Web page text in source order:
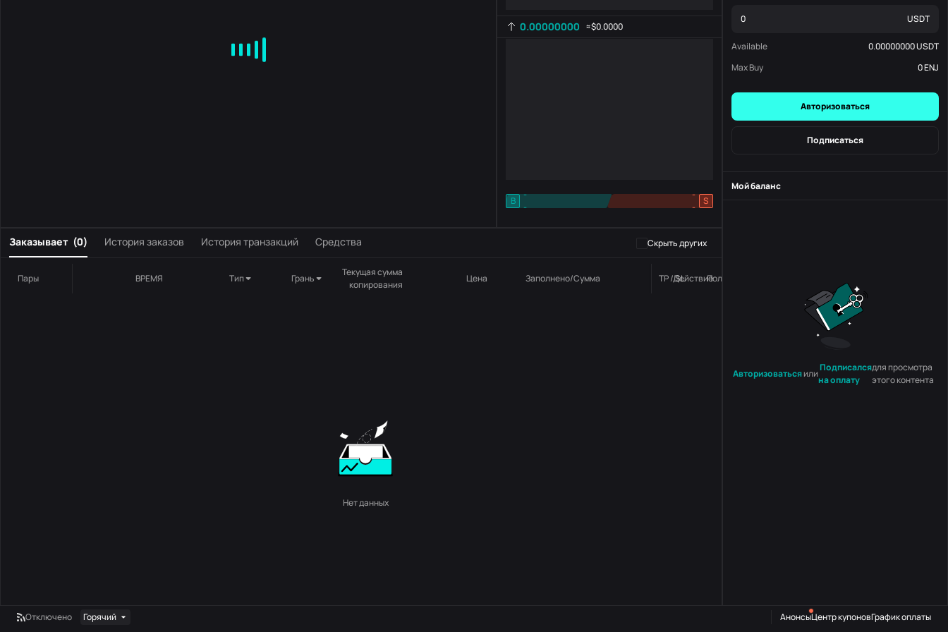
0.00000000 ≈$0.0000
B
-
-
S
-
-
Заказывает (0) История заказов История транзакций Средства Скрыть других
Пары ВРЕМЯ Тип Грань
Текущая сумма
копирования
Цена Заполнено/Сумма TP / SL Положение дел
Действие
Нет данных
USDT
Available 0.00000000USDT
Max Buy
0ENJ
Авторизоваться
Подписаться
Мой баланс
Авторизоватьсяили
Подписался
на оплату
для просмотра
этого контента
Отключено Горячий АнонсыЦентр купоновГрафик оплаты